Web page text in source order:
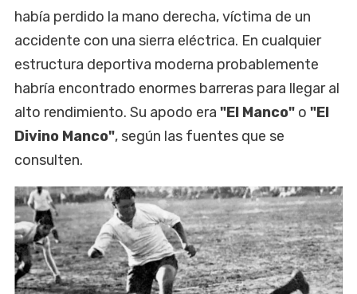
había perdido la mano derecha, víctima de un
accidente con una sierra eléctrica. En cualquier
estructura deportiva moderna probablemente
habría encontrado enormes barreras para llegar al
alto rendimiento. Su apodo era "El Manco" o "El
Divino Manco", según las fuentes que se
consulten.